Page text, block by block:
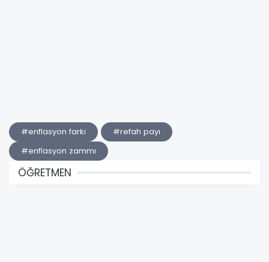
#enflasyon farkı
#refah payı
#enflasyon zammı
ÖĞRETMEN